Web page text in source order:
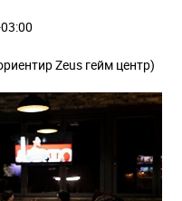
Zeus гейм центр)